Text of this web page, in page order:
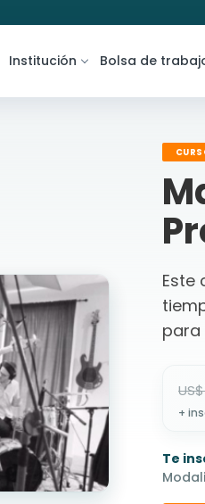
Institución Bolsa de
Este
para
+
Te